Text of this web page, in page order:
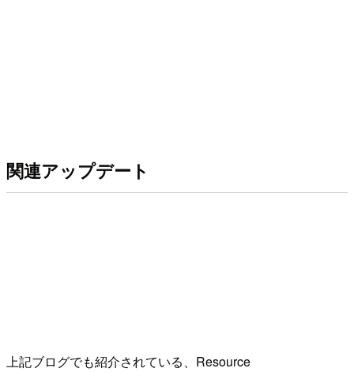
関連アップデート
上記ブログでも紹介されている、Resource